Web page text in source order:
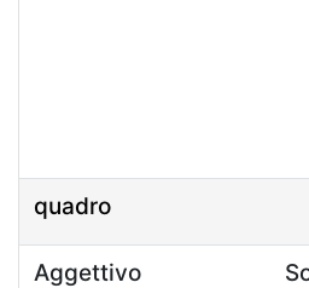
quadro
Aggettivo